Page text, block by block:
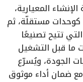
المعيارية،
كوحدات مستقلّة، ثم
تتيح تصنيعًا
ما قبل التشغيل
الجودة، ويُسرّع
مع ضمان أداء موثوق